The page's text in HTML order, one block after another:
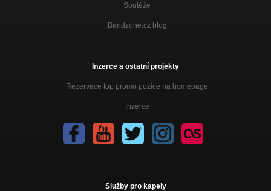
Soutěže
Bandzone.cz blog
Inzerce a ostatní projekty
Rezervace top promo pozice na homepage
Inzerce
Služby pro kapely